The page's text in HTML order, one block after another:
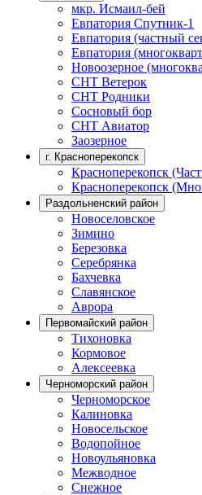
мкр. Исмаил-бей
Евпатория Спутник-1
Евпатория (частный
Евпатория
Новоозерное
СНТ Ветерок
СНТ Родники
Сосновый бор
СНТ Авиатор
Заозерное
г. Красноперекопск
Красноперекопск
Красноперекопск
Раздольненский район
Новоселовское
Зимино
Березовка
Серебрянка
Бахчевка
Славянское
Аврора
Первомайский район
Тихоновка
Кормовое
Алексеевка
Черноморский район
Черноморское
Калиновка
Новосельское
Водопойное
Новоульяновка
Межводное
Снежное